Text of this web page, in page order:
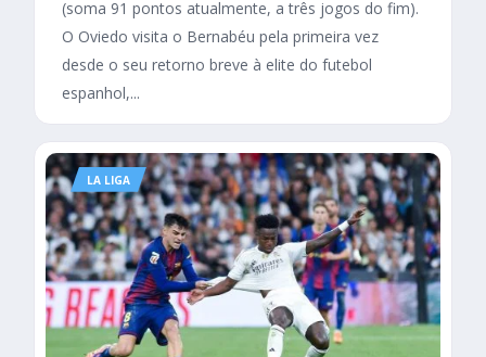
(soma 91 pontos atualmente, a três jogos do fim).
O Oviedo visita o Bernabéu pela primeira vez
desde o seu retorno breve à elite do futebol
espanhol,...
LA LIGA